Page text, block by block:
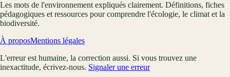
Les mots de l'environnement expliqués clairement. Définitions, fiches
pédagogiques et ressources pour comprendre l'écologie, le climat et la
biodiversité.
À proposMentions légales
L'erreur est humaine, la correction aussi. Si vous trouvez une
inexactitude, écrivez-nous. Signaler une erreur